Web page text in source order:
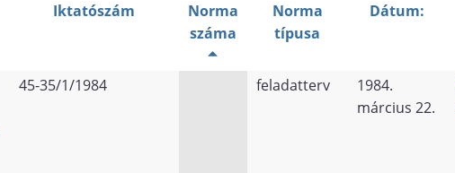
Iktatószám
Norma
száma
Norma
típusa
Dátum:
45-35/1/1984 feladatterv
1984.
március 22.